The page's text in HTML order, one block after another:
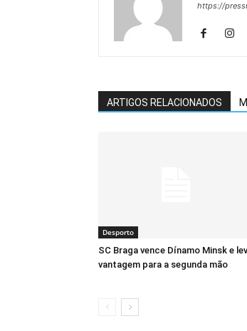
https://
ARTIGOS RELACIONADOS
Desporto
SC Braga vence Dínamo Minsk e
vantagem para a segunda mão